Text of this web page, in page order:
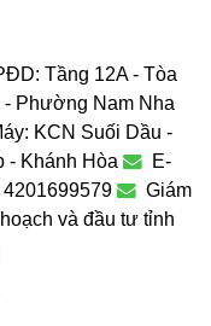
Tầng 12A - Tòa
- Phường Nam Nha
KCN Suối Dầu -
- Khánh Hòa
E-
4201699579
Giám
và đầu tư tỉnh